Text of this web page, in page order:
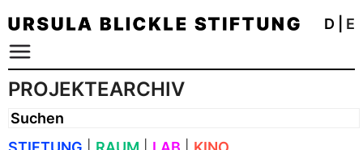
D E
PROJEKTEARCHIV